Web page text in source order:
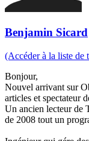
Benjamin Sicard
(Accéder à la liste de
Bonjour,
Nouvel arrivant sur
articles et spectateur
Un ancien lecteur de
de 2008 tout un